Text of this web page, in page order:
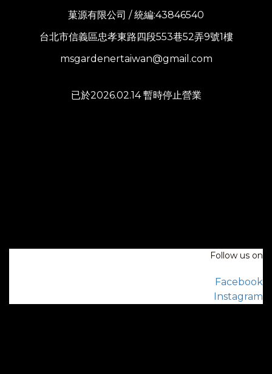
菓源有限公司 / 統編:43846540
台北市信義區忠孝東路四段553巷52弄9號1樓
msgardenertaiwan@gmail.com
已於2026.02.14 暫時停止營業
Follow us on
Facebook
Instagram